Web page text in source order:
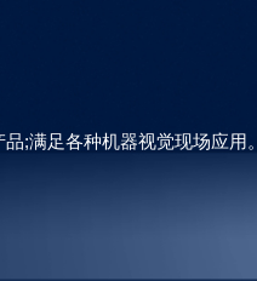
;满足各种机器视觉现场应用。